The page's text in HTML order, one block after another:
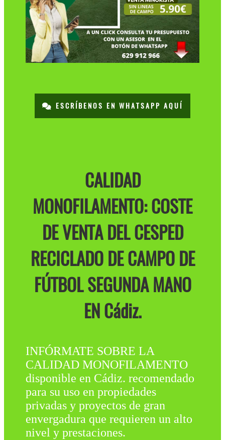
ESCRÍBENOS EN WHATSAPP AQUÍ
CALIDAD
MONOFILAMENTO: COSTE
DE VENTA DEL CESPED
RECICLADO DE CAMPO DE
FÚTBOL SEGUNDA MANO
EN Cádiz.
INFÓRMATE SOBRE LA
CALIDAD MONOFILAMENTO
disponible en Cádiz. recomendado
para su uso en propiedades
privadas y proyectos de gran
envergadura que requieren un alto
nivel y prestaciones.